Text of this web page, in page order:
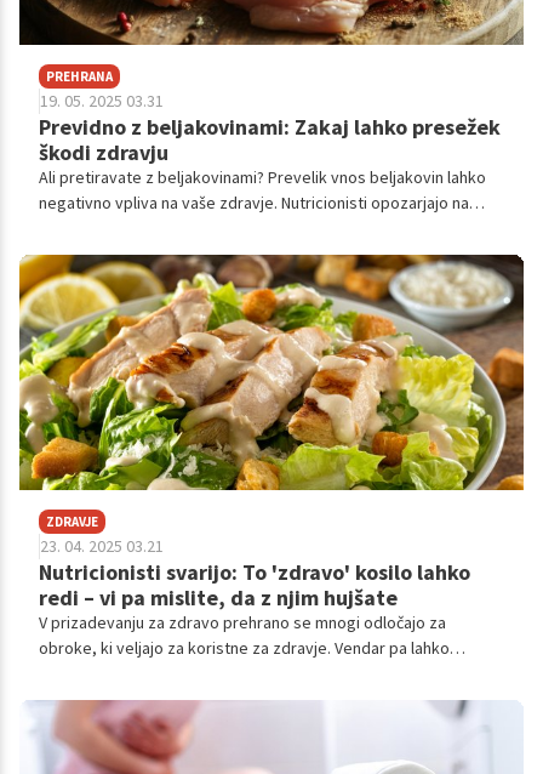
PREHRANA
19. 05. 2025 03.31
Previdno z beljakovinami: Zakaj lahko presežek
škodi zdravju
Ali pretiravate z beljakovinami? Prevelik vnos beljakovin lahko
negativno vpliva na vaše zdravje. Nutricionisti opozarjajo na
povečanega tveganja za srčne bolezni in raka. Preberite, kako
uravnotežiti vnos beljakovin za optimalno zdravje.
ZDRAVJE
23. 04. 2025 03.21
Nutricionisti svarijo: To 'zdravo' kosilo lahko
redi – vi pa mislite, da z njim hujšate
V prizadevanju za zdravo prehrano se mnogi odločajo za
obroke, ki veljajo za koristne za zdravje. Vendar pa lahko
povečanju telesne teže, če niso ustrezno uravnotežene.